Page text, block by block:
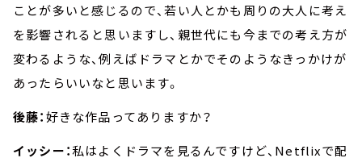
ことが多いと感じるので、若い人とかも周りの大人に考え
を影響されると思いますし、親世代にも今までの考え方が
変わるような、例えばドラマとかでそのようなきっかけが
あったらいいなと思います。
後藤：好きな作品ってありますか？
イッシー：私はよくドラマを見るんですけど、Netflixで配